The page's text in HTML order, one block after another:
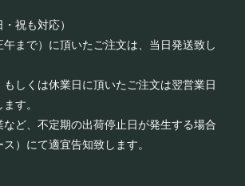
祝も対応）
まで）に頂いたご注文は、当日発送致し
しくは休業日に頂いたご注文は翌営業日
す。
ど、不定期の出荷停止日が発生する場合
）にて適宜告知致します。